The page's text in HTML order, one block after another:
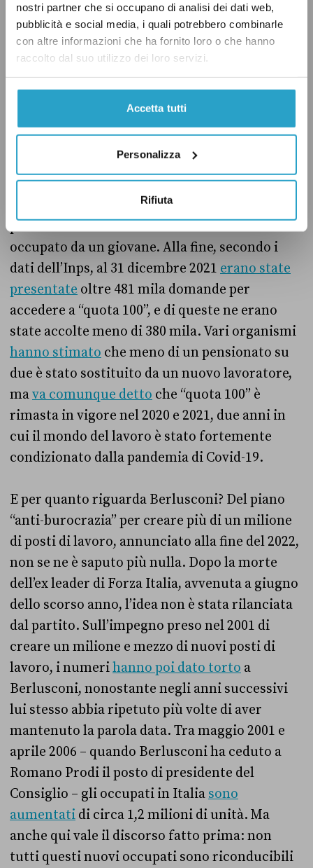
nostri partner che si occupano di analisi dei dati web,
pubblicità e social media, i quali potrebbero combinarle
con altre informazioni che ha fornito loro o che hanno
raccolto dal suo utilizzo dei loro servizi.
Accetta tutti
Personalizza
Rifiuta
La promessa di “liberare” un milione di posti di
lavoro fatta da Salvini con l’introduzione di
“quota 100”sembrava già irrealistica
cinque anni fa, quando è stata approvata la
misura bandiera della Lega. La relazione
temporaneamente fino al 2021,
una platea di circa 365 mila beneficiari. E già
all’epoca c’erano molti dubbi sul fatto che ogni
occupato da un giovane. Alla fine, secondo i
dati dell’Inps, al 31 dicembre 2021 erano state
presentate oltre 481 mila domande per
accedere a “quota 100”, e di queste ne erano
state accolte meno di 380 mila. Vari organismi
hanno stimato che meno di un pensionato su
due è stato sostituito da un nuovo lavoratore,
mava comunque detto che “quota 100” è
rimasta in vigore nel 2020 e 2021, due anni in
cui il mondo del lavoro è stato fortemente
condizionato dalla pandemia di Covid-19.
E per quanto riguarda Berlusconi? Del piano
“anti-burocrazia” per creare più di un milione
di posti di lavoro, annunciato alla fine del 2022,
non se ne è saputo più nulla. Dopo la morte
dell’ex leader di Forza Italia, avvenuta a giugno
dello scorso anno, l’idea non è stata rilanciata
dal partito. Sull’impegno preso nel 2001 di
creare un milione e mezzo di nuovi posti di
lavoro, i numerihanno poi dato torto a
Berlusconi, nonostante negli anni successivi
lui stesso abbia ripetuto più volte di aver
mantenuto la parola data. Tra maggio 2001 e
aprile 2006 – quando Berlusconi ha ceduto a
Romano Prodi il posto di presidente del
Consiglio – gli occupati in Italia sono
aumentati di circa 1,2 milioni di unità. Ma
anche qui vale il discorso fatto prima: non
tutti questi nuovi occupati sono riconducibili